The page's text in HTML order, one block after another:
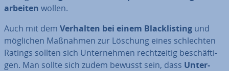
arbeiten wollen.
Auch mit dem Verhalten bei einem Black­lis­ting und
möglichen Maßnahmen zur Löschung eines schlech­ten
Ratings sollten sich Un­ter­neh­men recht­zei­tig be­schäf­ti­
gen. Man sollte sich zudem bewusst sein, dass Un­ter­